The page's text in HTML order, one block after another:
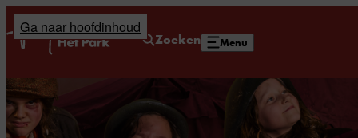
Ga naar hoofdinhoud
Zoeken Menu
Home